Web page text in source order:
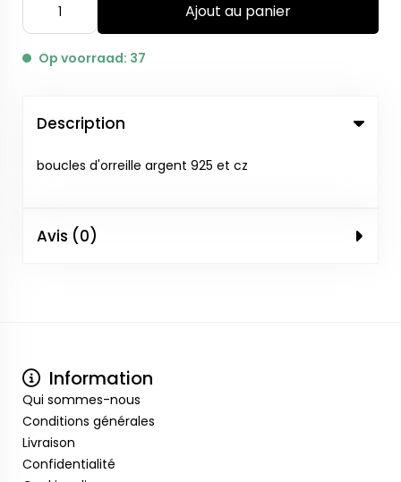
Ajout au panier
Op voorraad: 37
Description
boucles d'orreille argent 925 et cz
Avis (0)
Information
Qui sommes-nous
Conditions générales
Livraison
Confidentialité